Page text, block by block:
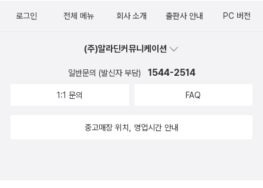
로그인 전체 메뉴 회사 소개 출판사 안내 PC 버전
(주)알라딘커뮤니케이션
일반문의 (발신자 부담) 1544-2514
1:1 문의 FAQ
중고매장 위치, 영업시간 안내